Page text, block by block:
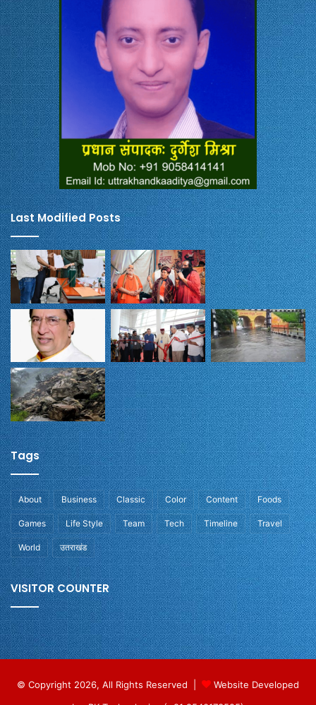
Last Modified Posts
Tags
About Business Classic Color Content Foods
Games Life Style Team Tech Timeline Travel
World उतराखंड
VISITOR COUNTER
© Copyright 2026, All Rights Reserved |
Website Developed